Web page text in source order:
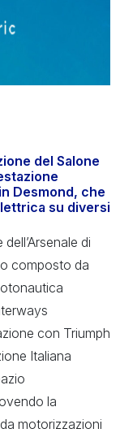
del Salone
Desmond, che
su diversi
di
composto da
con Triumph
Italiana
la
motorizzazioni